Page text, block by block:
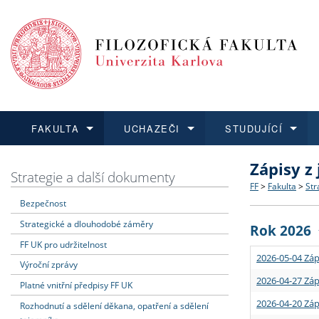
FAKULTA
Dozvědět se více
Struktura
Strategie
Podpora
UCHAZEČI
Podat přihlášku
Co
Učitelské
STUDUJÍCÍ
Dozvědět se více
Rigorózní
Dozvědět se více
O vědě a
Granty a
Dozvědět se více
Aktuální
Strategie a další dokumenty
Bezpečnost
Strategické a dlouhodobé záměry
FF UK pro udržitelnost
Výroční zprávy
Platné vnitřní předpisy FF UK
Rozhodnutí a sdělení děkana, opatření a sdělení
Zápisy
FF > Fakulta >
Rok 2026
2026-05-04
2026-04-27
2026-04-20